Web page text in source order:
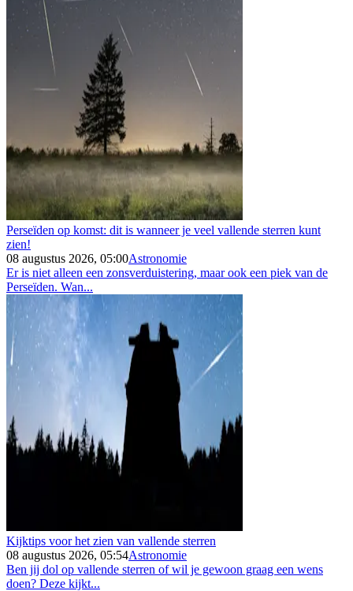
Perseïden op komst: dit is wanneer je veel vallende sterren kunt
zien!
08 augustus 2026, 05:00Astronomie
Er is niet alleen een zonsverduistering, maar ook een piek van de
Perseïden. Wan...
Kijktips voor het zien van vallende sterren
08 augustus 2026, 05:54Astronomie
Ben jij dol op vallende sterren of wil je gewoon graag een wens
doen? Deze kijkt...